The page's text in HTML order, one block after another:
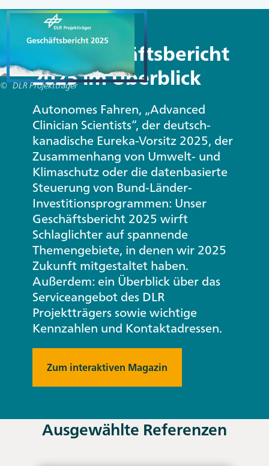
Der Geschäftsbericht
2025 im Überblick
Autonomes Fahren, „Advanced
Clinician Scientists“, der deutsch-
kanadische Eureka-Vorsitz 2025, der
Zusammenhang von Umwelt- und
Klimaschutz oder die datenbasierte
Steuerung von Bund-Länder-
Investitionsprogrammen: Unser
Geschäftsbericht 2025 wirft
Schlaglichter auf spannende
Themengebiete, in denen wir 2025
Zukunft mitgestaltet haben.
Außerdem: ein Überblick über das
Serviceangebot des DLR
Projektträgers sowie wichtige
Kennzahlen und Kontaktadressen.
Zum interaktiven Magazin
DLR Projektträger
Ausgewählte Referenzen